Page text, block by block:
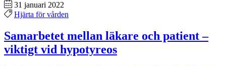
31 januari 2022
Hjärta för vården
Samarbetet mellan läkare och patient –
viktigt vid hypotyreos